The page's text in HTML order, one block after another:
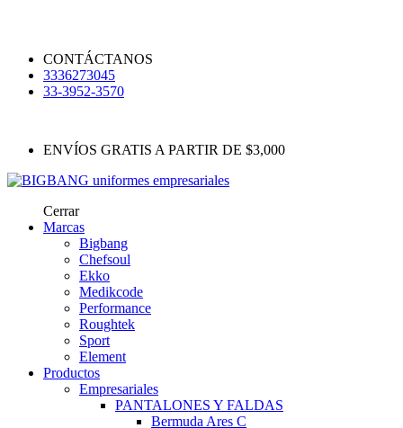
CONTÁCTANOS
3336273045
33-3952-3570
ENVÍOS GRATIS A PARTIR DE $3,000
Cerrar
Marcas
Bigbang
Chefsoul
Ekko
Medikcode
Performance
Roughtek
Sport
Element
Productos
Empresariales
PANTALONES Y FALDAS
Bermuda Ares C